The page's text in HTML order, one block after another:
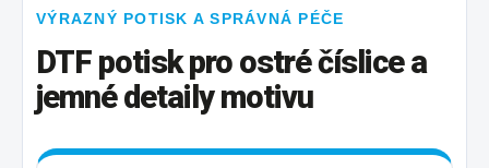
VÝRAZNÝ POTISK A SPRÁVNÁ PÉČE
DTF potisk pro ostré číslice a
jemné detaily motivu